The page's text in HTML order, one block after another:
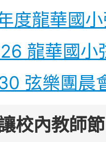
度龍華國
龍華國小
弦樂團晨
校內教師